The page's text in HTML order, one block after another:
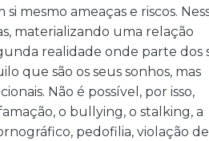
mesmo ameaças e riscos.
materializando uma relação
realidade onde parte dos
que são os seus sonhos, mas
Não é possível, por isso,
o bullying, o stalking, a
pedofilia, violação de